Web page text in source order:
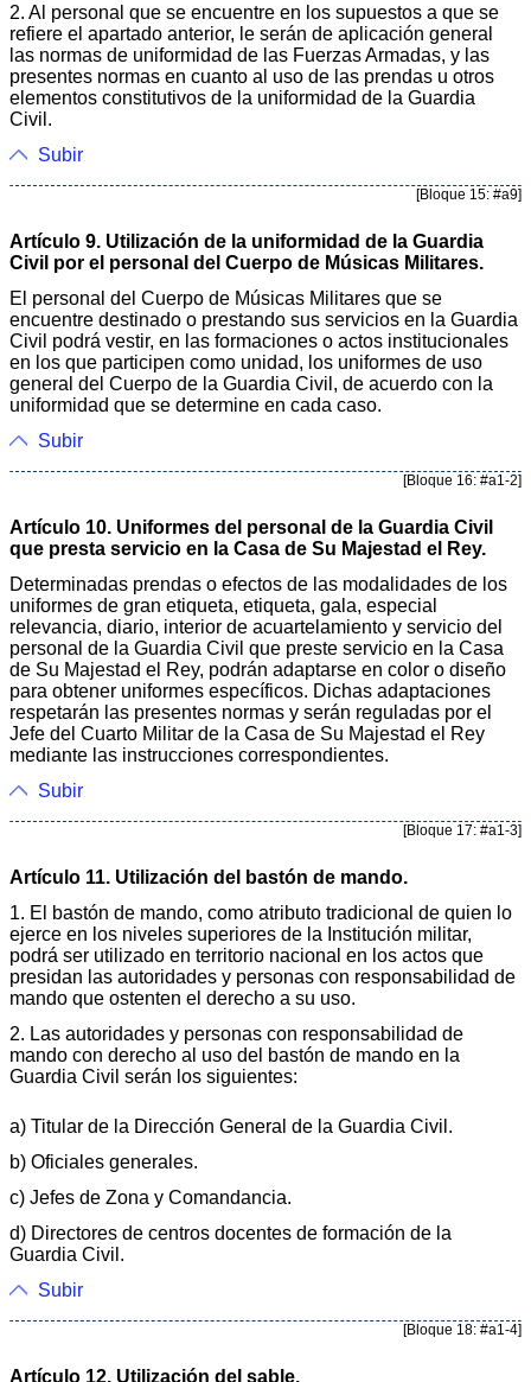
2. Al personal que se encuentre en los supuestos a que se
refiere el apartado anterior, le serán de aplicación general
las normas de uniformidad de las Fuerzas Armadas, y las
presentes normas en cuanto al uso de las prendas u otros
elementos constitutivos de la uniformidad de la Guardia
Civil.
Subir
[Bloque 15: #a9]
Artículo 9. Utilización de la uniformidad de la Guardia
Civil por el personal del Cuerpo de Músicas Militares.
El personal del Cuerpo de Músicas Militares que se
encuentre destinado o prestando sus servicios en la Guardia
Civil podrá vestir, en las formaciones o actos institucionales
en los que participen como unidad, los uniformes de uso
general del Cuerpo de la Guardia Civil, de acuerdo con la
uniformidad que se determine en cada caso.
Subir
[Bloque 16: #a1-2]
Artículo 10. Uniformes del personal de la Guardia Civil
que presta servicio en la Casa de Su Majestad el Rey.
Determinadas prendas o efectos de las modalidades de los
uniformes de gran etiqueta, etiqueta, gala, especial
relevancia, diario, interior de acuartelamiento y servicio del
personal de la Guardia Civil que preste servicio en la Casa
de Su Majestad el Rey, podrán adaptarse en color o diseño
para obtener uniformes específicos. Dichas adaptaciones
respetarán las presentes normas y serán reguladas por el
Jefe del Cuarto Militar de la Casa de Su Majestad el Rey
mediante las instrucciones correspondientes.
Subir
[Bloque 17: #a1-3]
Artículo 11. Utilización del bastón de mando.
1. El bastón de mando, como atributo tradicional de quien lo
ejerce en los niveles superiores de la Institución militar,
podrá ser utilizado en territorio nacional en los actos que
presidan las autoridades y personas con responsabilidad de
mando que ostenten el derecho a su uso.
2. Las autoridades y personas con responsabilidad de
mando con derecho al uso del bastón de mando en la
Guardia Civil serán los siguientes:
a) Titular de la Dirección General de la Guardia Civil.
b) Oficiales generales.
c) Jefes de Zona y Comandancia.
d) Directores de centros docentes de formación de la
Guardia Civil.
Subir
[Bloque 18: #a1-4]
Artículo 12. Utilización del sable.